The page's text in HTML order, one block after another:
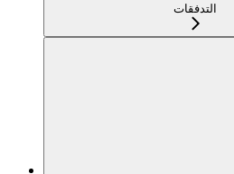
التدفقات